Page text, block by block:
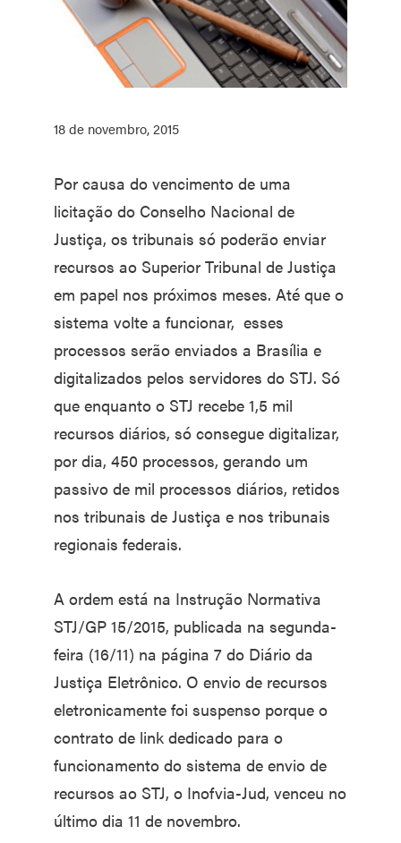
18 de novembro, 2015
Por causa do vencimento de uma
licitação do Conselho Nacional de
Justiça, os tribunais só poderão enviar
recursos ao Superior Tribunal de Justiça
em papel nos próximos meses. Até que o
sistema volte a funcionar, esses
processos serão enviados a Brasília e
digitalizados pelos servidores do STJ. Só
que enquanto o STJ recebe 1,5 mil
recursos diários, só consegue digitalizar,
por dia, 450 processos, gerando um
passivo de mil processos diários, retidos
nos tribunais de Justiça e nos tribunais
regionais federais.
A ordem está na Instrução Normativa
STJ/GP 15/2015, publicada na segunda-
feira (16/11) na página 7 do Diário da
Justiça Eletrônico. O envio de recursos
eletronicamente foi suspenso porque o
contrato de link dedicado para o
funcionamento do sistema de envio de
recursos ao STJ, o Inofvia-Jud, venceu no
último dia 11 de novembro.